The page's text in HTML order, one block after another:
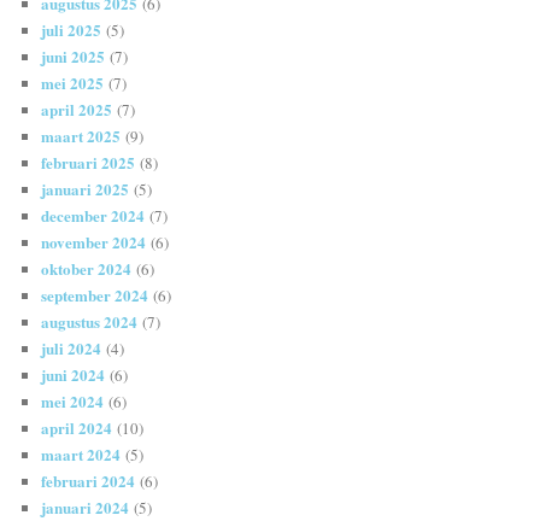
juli 2025 (5)
juni 2025 (7)
mei 2025 (7)
april 2025 (7)
maart 2025 (9)
februari 2025 (8)
januari 2025 (5)
december 2024 (7)
november 2024 (6)
oktober 2024 (6)
september 2024 (6)
augustus 2024 (7)
juli 2024 (4)
juni 2024 (6)
mei 2024 (6)
april 2024 (10)
maart 2024 (5)
februari 2024 (6)
januari 2024 (5)